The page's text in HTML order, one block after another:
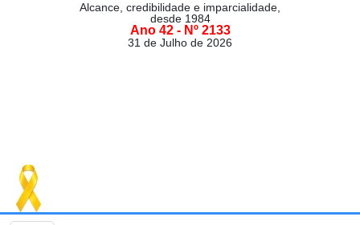
Alcance, credibilidade e imparcialidade,
desde 1984
Ano 42 - Nº 2133
31 de Julho de 2026